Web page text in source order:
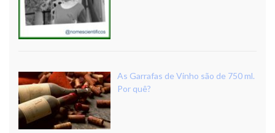
As Garrafas de Vinho são de 750 ml.
Por quê?